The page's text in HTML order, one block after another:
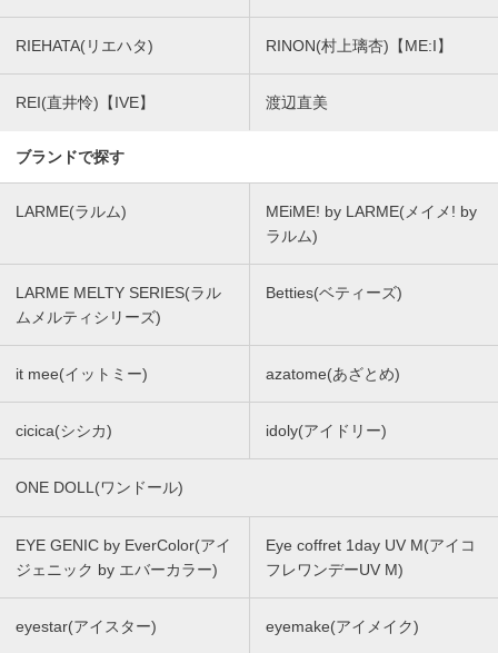
RIEHATA(リエハタ) RINON(村上璃杏)【ME:I】
REI(直井怜)【IVE】 渡辺直美
ブランドで探す
LARME(ラルム)
MEiME! by LARME(メイメ! by
ラルム)
LARME MELTY SERIES(ラル
ムメルティシリーズ)
Betties(ベティーズ)
it mee(イットミー) azatome(あざとめ)
cicica(シシカ) idoly(アイドリー)
ONE DOLL(ワンドール)
EYE GENIC by EverColor(アイ
ジェニック by エバーカラー)
Eye coffret 1day UV M(アイコ
フレワンデーUV M)
eyestar(アイスター) eyemake(アイメイク)